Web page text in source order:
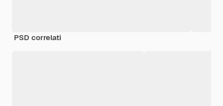
PSD correlati